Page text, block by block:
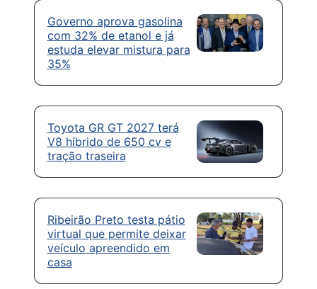
Governo aprova gasolina
com 32% de etanol e já
estuda elevar mistura para
35%
Toyota GR GT 2027 terá
V8 híbrido de 650 cv e
tração traseira
Ribeirão Preto testa pátio
virtual que permite deixar
veículo apreendido em
casa